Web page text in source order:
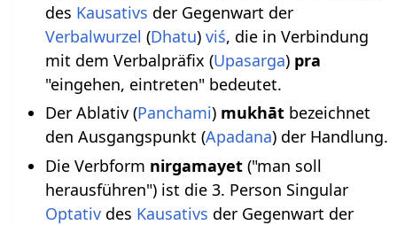
des Kausativs der Gegenwart der
Verbalwurzel (Dhatu) viś, die in Verbindung
mit dem Verbalpräfix (Upasarga) pra
"eingehen, eintreten" bedeutet.
Der Ablativ (Panchami) mukhātbezeichnet
den Ausgangspunkt (Apadana) der Handlung.
Die Verbform nirgamayet("man soll
herausführen") ist die 3. Person Singular
Optativdes Kausativs der Gegenwart der